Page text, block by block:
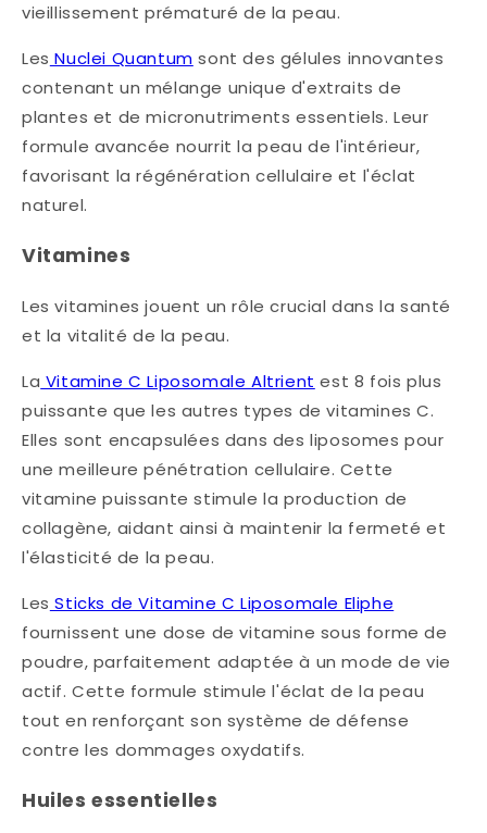
vieillissement prématuré de la peau.
Les Nuclei Quantum sont des gélules innovantes
contenant un mélange unique d'extraits de
plantes et de micronutriments essentiels. Leur
formule avancée nourrit la peau de l'intérieur,
favorisant la régénération cellulaire et l'éclat
naturel.
Vitamines
Les vitamines jouent un rôle crucial dans la santé
et la vitalité de la peau.
La Vitamine C Liposomale Altrient est 8 fois plus
puissante que les autres types de vitamines C.
Elles sont encapsulées dans des liposomes pour
une meilleure pénétration cellulaire. Cette
vitamine puissante stimule la production de
collagène, aidant ainsi à maintenir la fermeté et
l'élasticité de la peau.
Les Sticks de Vitamine C Liposomale Eliphe
fournissent une dose de vitamine sous forme de
poudre, parfaitement adaptée à un mode de vie
actif. Cette formule stimule l'éclat de la peau
tout en renforçant son système de défense
contre les dommages oxydatifs.
Huiles essentielles